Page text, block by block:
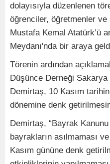
dolayısıyla düzenlenen
öğrenciler, öğretmenler
Mustafa Kemal Atatürk’ü
Meydanı'nda bir araya
Törenin ardından
Düşünce Derneği Sakarya
Demirtaş, 10 Kasım
dönemine denk
Demirtaş, “Bayrak
bayrakların asılmaması
Kasım gününe denk